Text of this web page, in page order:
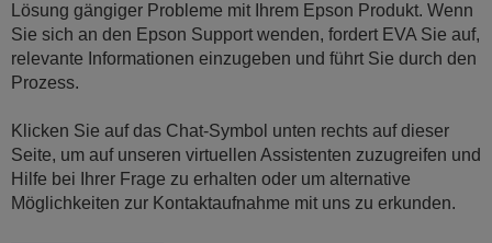
Lösung gängiger Probleme mit Ihrem Epson Produkt. Wenn
Sie sich an den Epson Support wenden, fordert EVA Sie auf,
relevante Informationen einzugeben und führt Sie durch den
Prozess.
Klicken Sie auf das Chat-Symbol unten rechts auf dieser
Seite, um auf unseren virtuellen Assistenten zuzugreifen und
Hilfe bei Ihrer Frage zu erhalten oder um alternative
Möglichkeiten zur Kontaktaufnahme mit uns zu erkunden.